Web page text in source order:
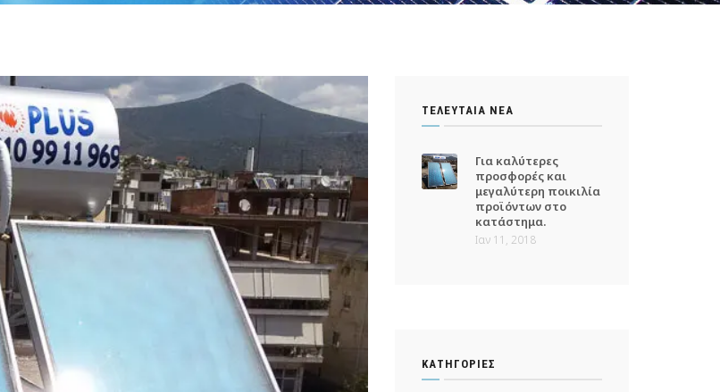
ΤΕΛΕΥΤΑΊΑ ΝΈΑ
Για καλύτερες
προσφορές και
μεγαλύτερη ποικιλία
προϊόντων στο
κατάστημα.
Ιαν 11, 2018
KΑΤΗΓΟΡΊΕΣ